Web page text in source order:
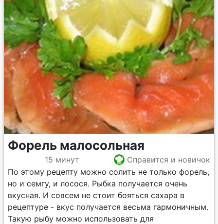
Форель малосольная
15 минут
Справится и новичок
По этому рецепту можно солить не только форель,
но и семгу, и лосося. Рыбка получается очень
вкусная. И совсем не стоит бояться сахара в
рецептуре - вкус получается весьма гармоничным.
Такую рыбу можно использовать для